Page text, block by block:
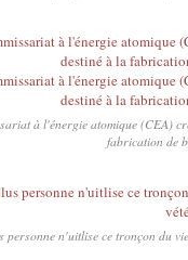
à l'énergie atomique (CEA)
fabrication de
n'uitlise ce tronçon du